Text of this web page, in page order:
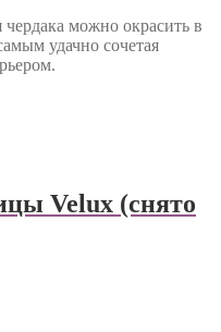
можно окрасить в
удачно сочетая
Velux (снято